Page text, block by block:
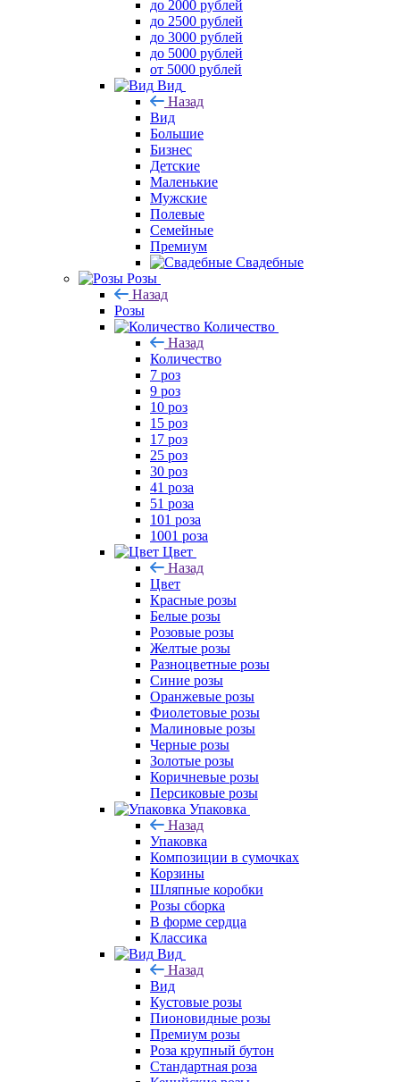
до 2000 рублей
до 2500 рублей
до 3000 рублей
до 5000 рублей
от 5000 рублей
Вид
Назад
Вид
Большие
Бизнес
Детские
Маленькие
Мужские
Полевые
Семейные
Премиум
Свадебные
Розы
Назад
Розы
Количество
Назад
Количество
7 роз
9 роз
10 роз
15 роз
17 роз
25 роз
30 роз
41 роза
51 роза
101 роза
1001 роза
Цвет
Назад
Цвет
Красные розы
Белые розы
Розовые розы
Желтые розы
Разноцветные розы
Синие розы
Оранжевые розы
Фиолетовые розы
Малиновые розы
Черные розы
Золотые розы
Коричневые розы
Персиковые розы
Упаковка
Назад
Упаковка
Композиции в сумочках
Корзины
Шляпные коробки
Розы сборка
В форме сердца
Классика
Вид
Назад
Вид
Кустовые розы
Пионовидные розы
Премиум розы
Роза крупный бутон
Стандартная роза